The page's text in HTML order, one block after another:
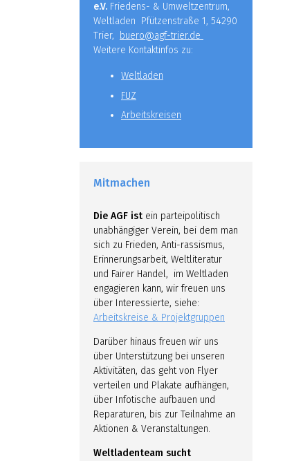
e.V. Friedens- & Umweltzentrum,
Weltladen Pfützenstraße 1, 54290
Trier,
buero@agf-trier.de
Weitere Kontaktinfos zu:
Weltladen
FUZ
Arbeitskreisen
Mitmachen
Die AGF ist ein parteipolitisch
unabhängiger Verein, bei dem man
sich zu Frieden, Anti-rassismus,
Erinnerungsarbeit, Weltliteratur
und Fairer Handel, im Weltladen
engagieren kann, wir freuen uns
über Interessierte, siehe:
Arbeitskreise & Projektgruppen
Darüber hinaus freuen wir uns
über Unterstützung bei unseren
Aktivitäten, das geht von Flyer
verteilen und Plakate aufhängen,
über Infotische aufbauen und
Reparaturen, bis zur Teilnahme an
Aktionen & Veranstaltungen.
Weltladenteam sucht